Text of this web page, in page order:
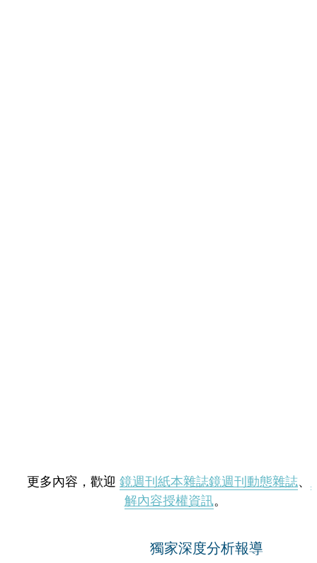
更多內容，歡迎 鏡週刊紙本雜誌鏡週刊動態雜誌、
解內容授權資訊。
獨家深度分析報導